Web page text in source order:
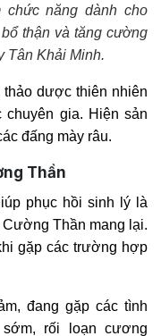
năng dành cho
thận và tăng cường
Tân Khải Minh.
dược thiên nhiên
gia. Hiện sản
đấng mày râu.
Thần
phục hồi sinh lý là
Thần mang lại.
gặp các trường hợp
đang gặp các tình
rối loạn cương